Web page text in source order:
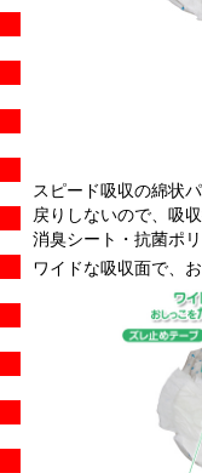
スピード吸収の綿状
戻りしないので、吸
消臭シート・抗菌ポ
ワイドな吸収面で、